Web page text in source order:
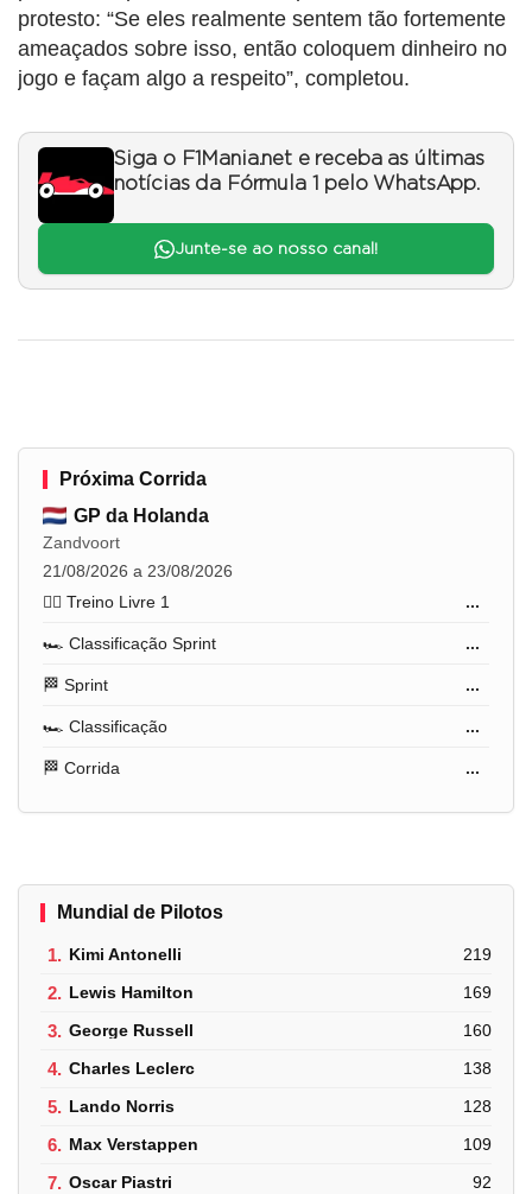
protesto: “Se eles realmente sentem tão fortemente
ameaçados sobre isso, então coloquem dinheiro no
jogo e façam algo a respeito”, completou.
Siga o F1Mania.net e receba as últimas
notícias da Fórmula 1 pelo WhatsApp.
Junte-se ao nosso canal!
Próxima Corrida
GP da Holanda
Zandvoort
21/08/2026 a 23/08/2026
🏋️‍♂️ Treino Livre 1
...
🏎️ Classificação Sprint ...
🏁 Sprint ...
🏎️ Classificação ...
🏁 Corrida ...
Mundial de Pilotos
1. Kimi Antonelli 219
2. Lewis Hamilton 169
3. George Russell 160
4. Charles Leclerc 138
5. Lando Norris 128
6. Max Verstappen 109
7. Oscar Piastri 92